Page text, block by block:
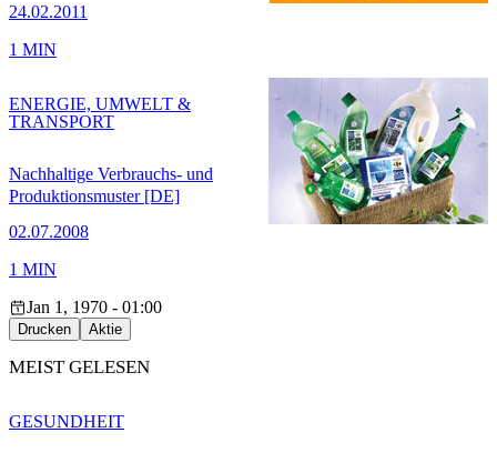
24.02.2011
1 MIN
Nachhaltige Verbrauchs- und
Produktionsmuster [DE]
02.07.2008
ENERGIE, UMWELT &
TRANSPORT
1 MIN
Jan 1, 1970 - 01:00
Drucken Aktie
MEIST GELESEN
GESUNDHEIT